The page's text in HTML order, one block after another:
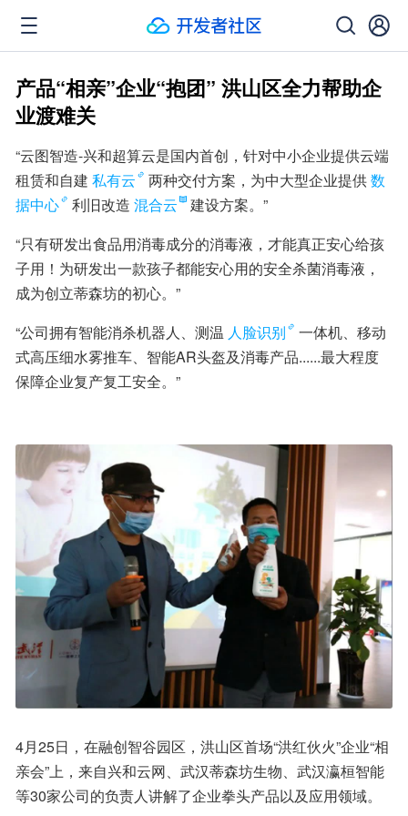
产品“相亲”企业“抱团” 洪山区全力帮助企
业渡难关
“云图智造-兴和超算云是国内首创，针对中小企业提供云端
租赁和自建 私有云 两种交付方案，为中大型企业提供数
据中心
利旧改造 混合云
建设方案。”
“只有研发出食品用消毒成分的消毒液，才能真正安心给孩
子用！为研发出一款孩子都能安心用的安全杀菌消毒液，
成为创立蒂森坊的初心。”
“公司拥有智能消杀机器人、测温 人脸识别
一体机、移动
式高压细水雾推车、智能AR头盔及消毒产品......最大程度
保障企业复产复工安全。”
4月25日，在融创智谷园区，洪山区首场“洪红伙火”企业“相
亲会”上，来自兴和云网、武汉蒂森坊生物、武汉瀛桓智能
等30家公司的负责人讲解了企业拳头产品以及应用领域。